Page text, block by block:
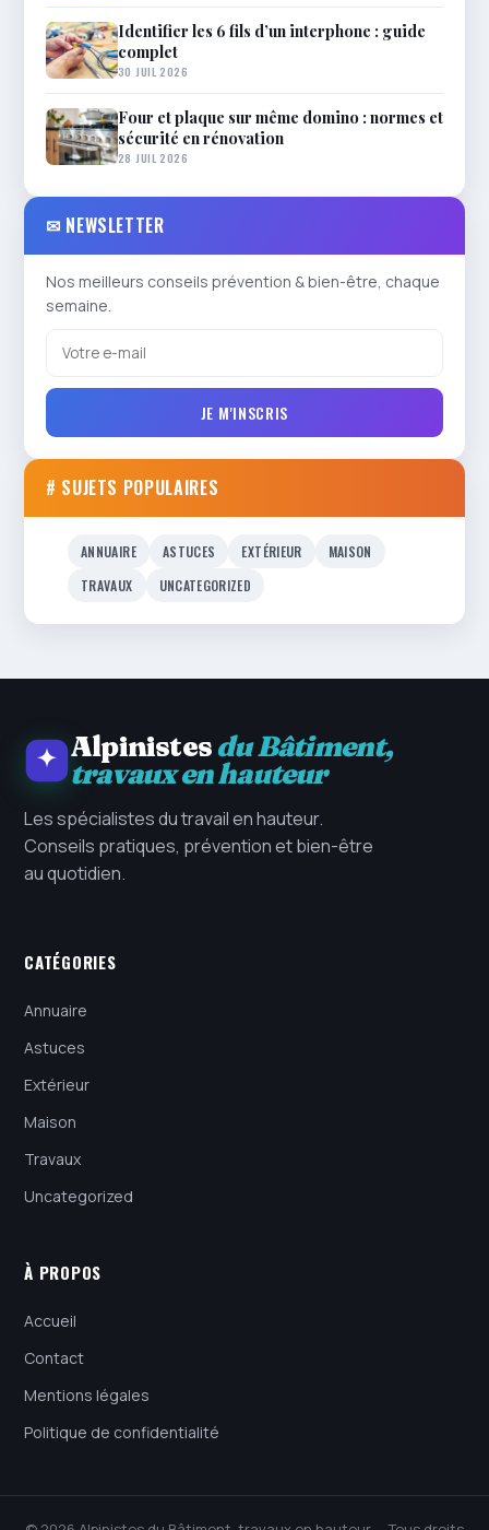
Identifier les 6 fils d’un interphone : guide
complet
30 JUIL 2026
Four et plaque sur même domino : normes et
sécurité en rénovation
28 JUIL 2026
✉ NEWSLETTER
Nos meilleurs conseils prévention & bien-être, chaque
semaine.
JE M'INSCRIS
# SUJETS POPULAIRES
ANNUAIRE ASTUCES EXTÉRIEUR
MAISON
TRAVAUX
UNCATEGORIZED
Alpinistesdu Bâtiment,
travaux en hauteur
Les spécialistes du travail en hauteur.
Conseils pratiques, prévention et bien-être
au quotidien.
CATÉGORIES
Annuaire
Astuces
Extérieur
Maison
Travaux
Uncategorized
À PROPOS
Accueil
Contact
Mentions légales
Politique de confidentialité